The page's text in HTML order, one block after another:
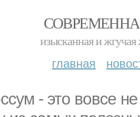
изысканная и жгучая
главная
- это вовсе